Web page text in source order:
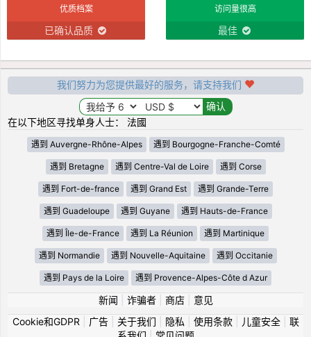
优质档案
已确认品质
访问量很高
最佳
我们努力为您提供最好的服务，请支持我们
在以下地区寻找单身人士： 法國
遇到 Auvergne-Rhône-Alpes 遇到 Bourgogne-Franche-Comté
遇到 Bretagne 遇到 Centre-Val de Loire 遇到 Corse
遇到 Fort-de-france 遇到 Grand Est 遇到 Grande-Terre
遇到 Guadeloupe 遇到 Guyane 遇到 Hauts-de-France
遇到 Île-de-France 遇到 La Réunion 遇到 Martinique
遇到 Normandie 遇到 Nouvelle-Aquitaine 遇到 Occitanie
遇到 Pays de la Loire 遇到 Provence-Alpes-Côte d Azur
新闻 诈骗者| 商店| 意见
Cookie和GDPR
广告| 关于我们 隐私 使用条款| 儿童安全| 联